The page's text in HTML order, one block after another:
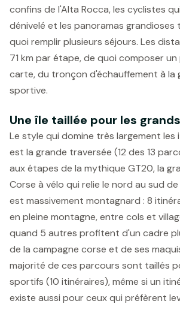
confins de l'Alta Rocca, les cyclistes
dénivelé et les panoramas
quoi remplir plusieurs séjours. Les
71 km par étape, de quoi composer
carte, du tronçon d'échauffement à la
sportive.
Une île taillée pour les
Le style qui domine très largement les
est la grande traversée (12 des 13
aux étapes de la mythique GT20, la
Corse à vélo qui relie le nord au sud
est massivement montagnard : 8
en pleine montagne, entre cols et
quand 5 autres profitent d'un cadre
de la campagne corse et de ses
majorité de ces parcours sont taillés
sportifs (10 itinéraires), même si un
existe aussi pour ceux qui préfèrent